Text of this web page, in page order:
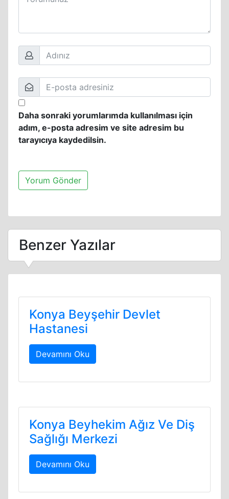
Daha sonraki yorumlarımda kullanılması için
adım, e-posta adresim ve site adresim bu
tarayıcıya kaydedilsin.
Benzer Yazılar
Konya Beyşehir Devlet
Hastanesi
Devamını Oku
Konya Beyhekim Ağız Ve Diş
Sağlığı Merkezi
Devamını Oku